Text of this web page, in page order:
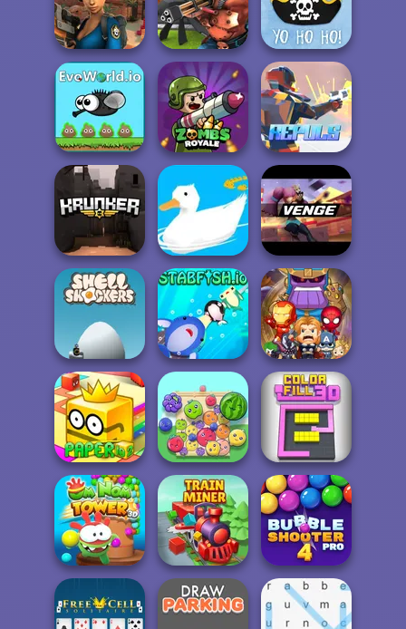
Tankroyale.io Staroyale.io Forge of Empires
Sniper Clash 3D Airport Clash 3D YoHoHo.io
EvoWorld io
(FlyOrDie io)
Zombs Royale Repuls.io
Krunker Ducklings.io Venge.io
Shell Shockers Stabfish.io SuperHero.io
Paper.io 2 Fruit Party Color Fill 3D